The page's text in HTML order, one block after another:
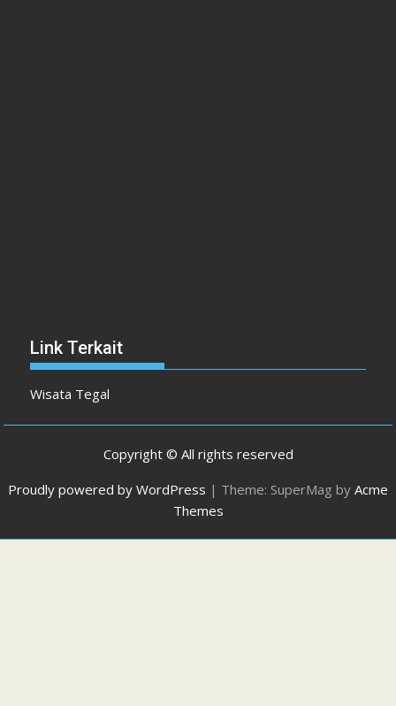
Link Terkait
Wisata Tegal
Copyright © All rights reserved
Proudly powered by WordPress | Theme: SuperMag by Acme
Themes